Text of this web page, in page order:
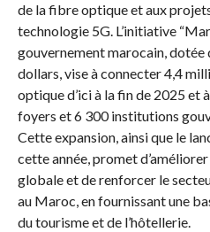
de la fibre optique et aux
technologie 5G. L’initiative
gouvernement marocain, dotée
dollars, vise à connecter 4,4
optique d’ici à la fin de 2025 et
foyers et 6 300 institutions
Cette expansion, ainsi que le
cette année, promet
globale et de renforcer le
au Maroc, en fournissant une
du tourisme et de l’hôtellerie.